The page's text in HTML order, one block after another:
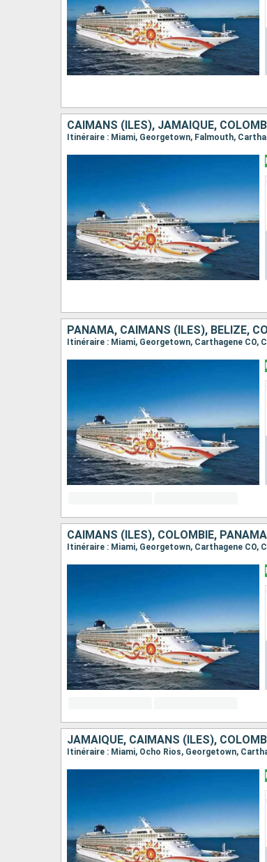
PANAMA, CAÏMANS (ÎLES), BELIZE,
CAÏMANS (ÎLES), COLOMBIE,